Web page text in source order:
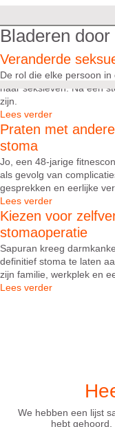
Bladeren
Veranderde
De rol die elke persoon
haar seksleven. Na een
zijn.
Lees verder
Praten met
stoma
Jo, een 48-jarige
als gevolg van
gesprekken en eerlijke
Lees verder
Kiezen voor
stomaoperatie
Sapuran kreeg
definitief stoma te laten
zijn familie, werkplek en
Lees verder
We hebben een lijst
hebt